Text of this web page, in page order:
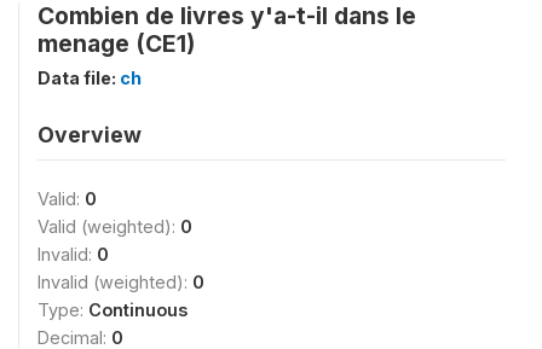
Combien de livres y'a-t-il dans le
menage (CE1)
Data file: ch
Overview
Valid: 0
Valid (weighted): 0
Invalid: 0
Invalid (weighted): 0
Type: Continuous
Decimal: 0